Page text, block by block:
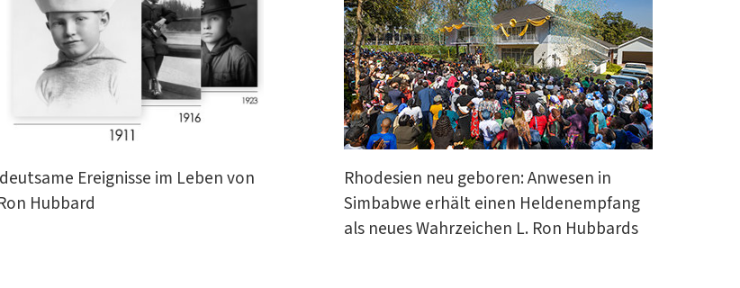
Ereignisse im Leben von
Hubbard
Rhodesien neu geboren: Anwesen in
Simbabwe erhält einen Heldenempfang
als neues Wahrzeichen L. Ron Hubbards